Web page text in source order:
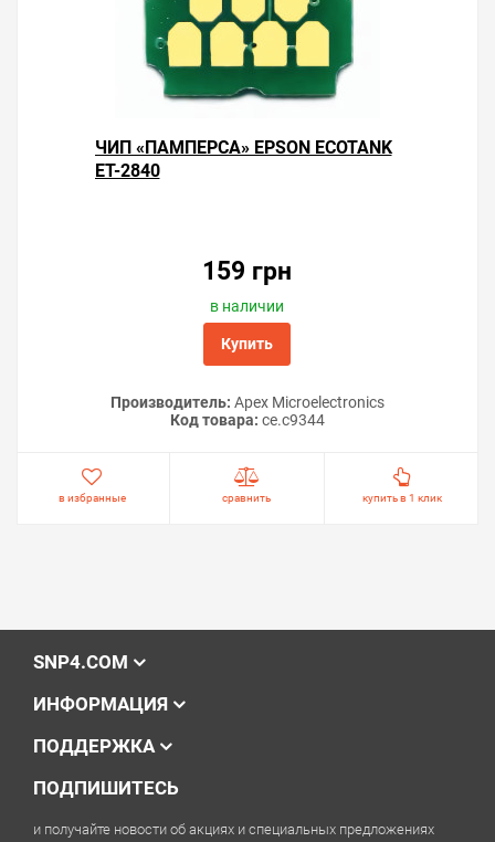
ЧИП «ПАМПЕРСА» EPSON ECOTANK
ET-2840
159 грн
в наличии
Купить
Производитель: Apex Microelectronics
Код товара: ce.c9344
в избранные сравнить купить в 1 клик
SNP4.COM
ИНФОРМАЦИЯ
ПОДДЕРЖКА
ПОДПИШИТЕСЬ
и получайте новости об акциях и специальных предложениях